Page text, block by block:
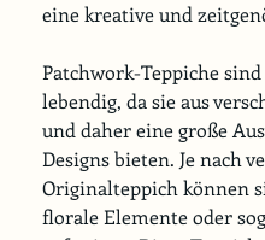
eine kreative und
Patchwork-Teppiche
lebendig, da sie aus
und daher eine große
Designs bieten. Je nach
Originalteppich können
florale Elemente oder